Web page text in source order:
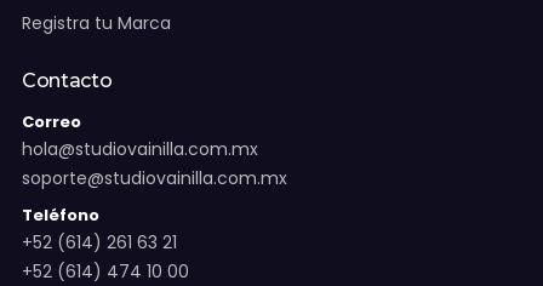
Registra tu Marca
Contacto
Correo
hola@studiovainilla.com.mx
soporte@studiovainilla.com.mx
Teléfono
+52 (614) 261 63 21
+52 (614) 474 10 00